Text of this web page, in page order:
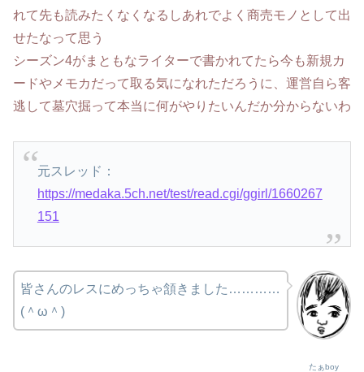
れて先も読みたくなくなるしあれでよく商売モノとして出
せたなって思う
シーズン4がまともなライターで書かれてたら今も新規カ
ードやメモカだって取る気になれただろうに、運営自ら客
逃して墓穴掘って本当に何がやりたいんだか分からないわ
元スレッド：
https://medaka.5ch.net/test/read.cgi/ggirl/1660267
151
たぁboy
皆さんのレスにめっちゃ頷きました…………
(＾ω＾)